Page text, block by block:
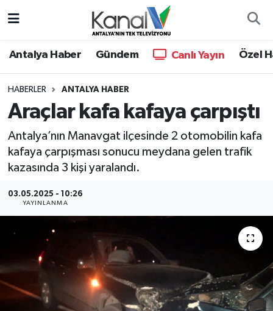
Antalya Haber Gündem Canlı Yayın Özel
HABERLER ANTALYA HABER
Araçlar kafa kafaya çarpıştı
Antalya’nın Manavgat ilçesinde 2 otomobilin kafa
kafaya çarpışması sonucu meydana gelen trafik
kazasında 3 kişi yaralandı.
03.05.2025 - 10:26
YAYINLANMA
Antalya Haber
Dünya
Eğitim
Ekonomi
Gündem
Günün Manşetleri
Haber Kuşakları
Haberler
Hava Durumu
Trafik Durumu
Süper Lig Puan Durumu ve Fikstür
Tüm Manşetler
Son Dakika Haberleri
Haber Arşivi